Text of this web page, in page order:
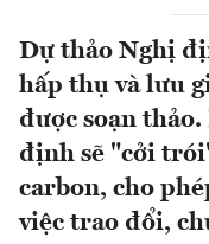
Dự thảo Nghị
hấp thụ và lưu
được soạn
định sẽ "cởi
carbon, cho
việc trao đổi,